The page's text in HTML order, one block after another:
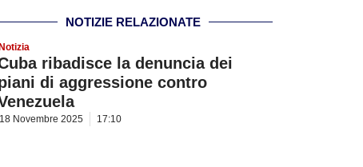
NOTIZIE RELAZIONATE
Notizia
ribadisce la denuncia dei
di aggressione contro
18 Novembre 2025 17:10